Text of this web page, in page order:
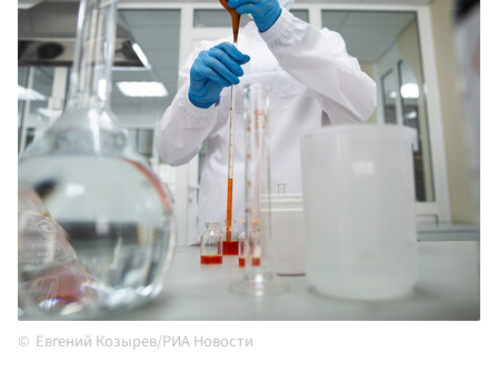
Евгений Козырев/РИА Новости